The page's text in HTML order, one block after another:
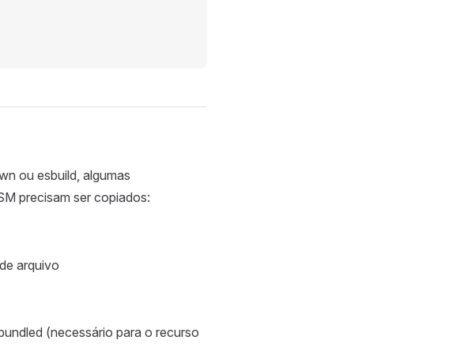
ou esbuild, algumas
precisam ser copiados:
arquivo
(necessário para o recurso